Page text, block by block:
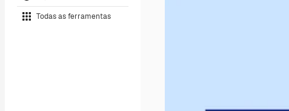
Todas as ferramentas